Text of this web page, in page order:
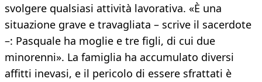
svolgere qualsiasi attività lavorativa. «È una
situazione grave e travagliata – scrive il sacerdote
–: Pasquale ha moglie e tre figli, di cui due
minorenni». La famiglia ha accumulato diversi
affitti inevasi, e il pericolo di essere sfrattati è